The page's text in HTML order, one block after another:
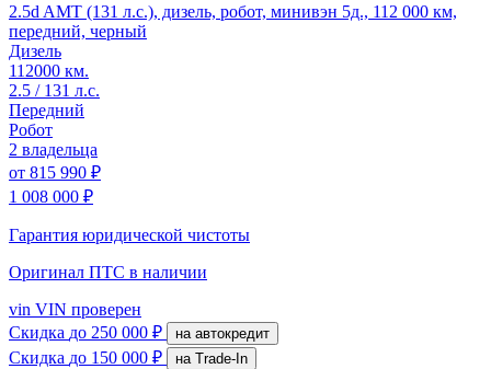
2.5d AMT (131 л.с.), дизель, робот, минивэн 5д., 112 000 км,
передний, черный
Дизель
112000 км.
2.5 / 131 л.с.
Передний
Робот
2 владельца
от 815 990 ₽
1 008 000 ₽
Гарантия юридической чистоты
Оригинал ПТС в наличии
vin VIN проверен
Скидка до 250 000 ₽ на автокредит
Скидка до 150 000 ₽
на Trade-In